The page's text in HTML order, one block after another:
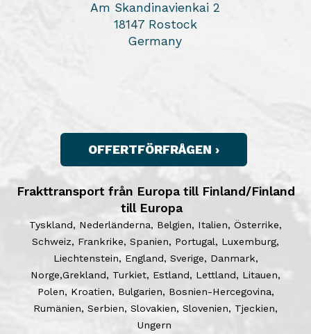
Am Skandinavienkai 2
18147 Rostock
Germany
OFFERTFÖRFRÅGEN ›
Frakttransport från Europa till Finland/Finland
till Europa
Tyskland, Nederländerna, Belgien, Italien, Österrike,
Schweiz, Frankrike, Spanien, Portugal, Luxemburg,
Liechtenstein, England, Sverige, Danmark,
Norge,Grekland, Turkiet, Estland, Lettland, Litauen,
Polen, Kroatien, Bulgarien, Bosnien-Hercegovina,
Rumänien, Serbien, Slovakien, Slovenien, Tjeckien,
Ungern